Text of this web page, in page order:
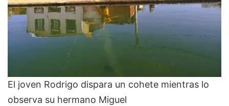
El joven Rodrigo dispara un cohete mientras lo
observa su hermano Miguel